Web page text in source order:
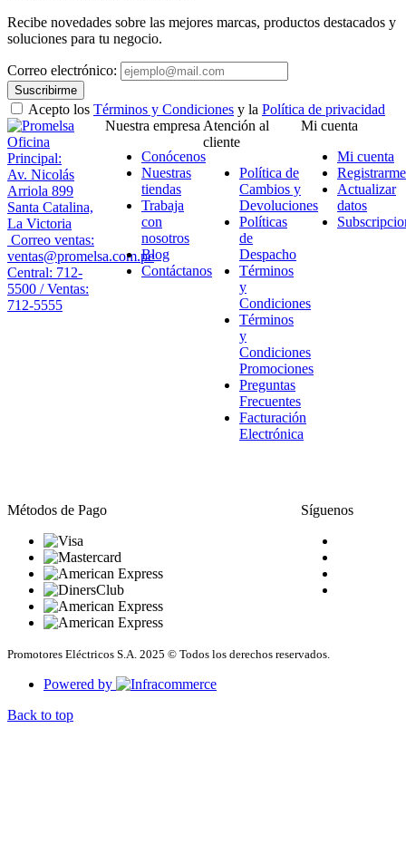
Recibe novedades sobre las mejores marcas, productos destacados y
soluciones para tu negocio.
Correo electrónico:
Suscribirme
Acepto los Términos y Condiciones y la Política de privacidad
Oficina
Principal:
Av. Nicolás
Arriola 899
Santa Catalina,
La Victoria
Correo ventas:
ventas@promelsa.com.pe
Central: 712-
5500 / Ventas:
712-5555
Nuestra empresa
Conócenos
Nuestras
tiendas
Trabaja
con
nosotros
Blog
Contáctanos
Atención al
cliente
Política de
Cambios y
Devoluciones
Políticas
de
Despacho
Términos
y
Condiciones
Términos
y
Condiciones
Promociones
Preguntas
Frecuentes
Facturación
Electrónica
Mi cuenta
Mi cuenta
Registrarme
Actualizar
datos
Métodos de Pago Síguenos
Promotores Eléctricos S.A. 2025 © Todos los derechos reservados.
Powered by
Back to top